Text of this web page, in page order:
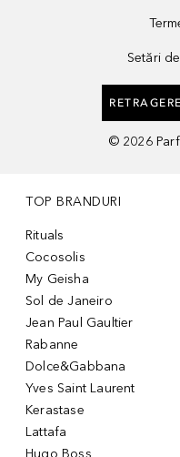
Setări
© 2026
TOP BRANDURI
Rituals
Cocosolis
My Geisha
Sol de Janeiro
Jean Paul Gaultier
Rabanne
Dolce&Gabbana
Yves Saint Laurent
Kerastase
Lattafa
Hugo Boss